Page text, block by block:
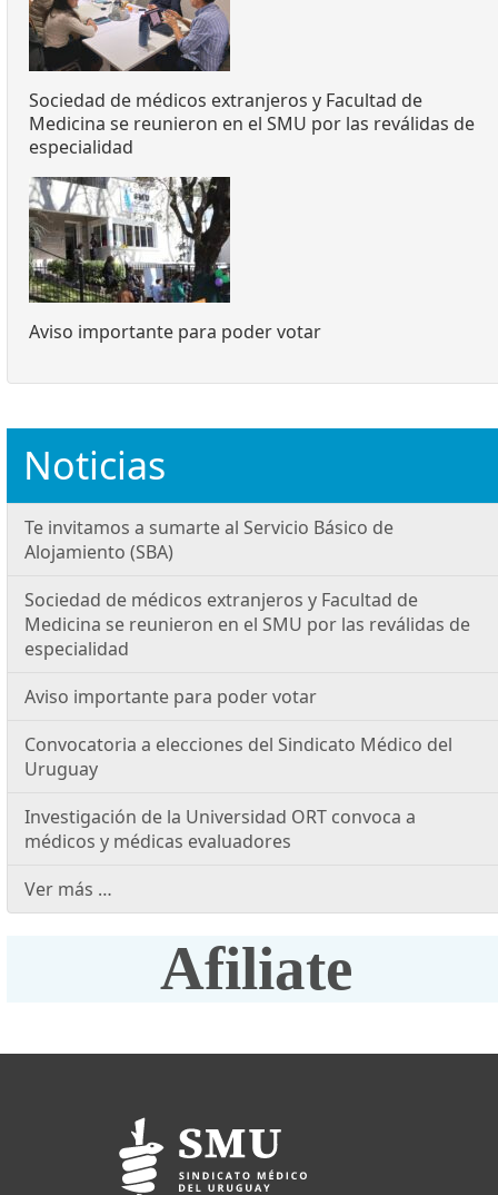
Sociedad de médicos extranjeros y Facultad de
Medicina se reunieron en el SMU por las reválidas de
especialidad
Aviso importante para poder votar
Noticias
Te invitamos a sumarte al Servicio Básico de
Alojamiento (SBA)
Sociedad de médicos extranjeros y Facultad de
Medicina se reunieron en el SMU por las reválidas de
especialidad
Aviso importante para poder votar
Convocatoria a elecciones del Sindicato Médico del
Uruguay
Investigación de la Universidad ORT convoca a
médicos y médicas evaluadores
Ver más …
Afiliate